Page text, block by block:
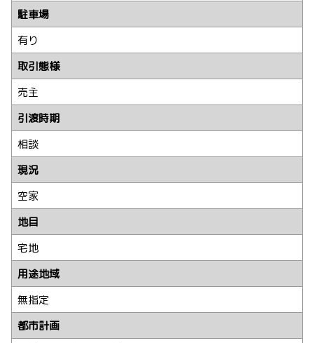
駐車場
有り
取引態様
売主
引渡時期
相談
現況
空家
地目
宅地
用途地域
無指定
都市計画